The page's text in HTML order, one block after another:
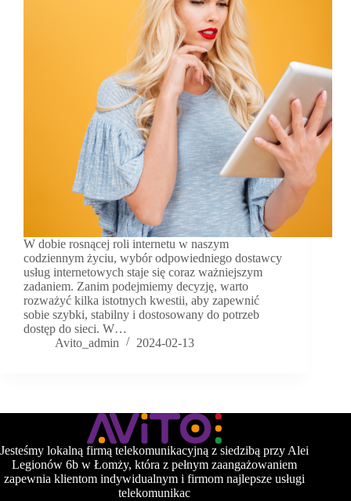
W dobie rosnącej roli internetu w naszym
codziennym życiu, wybór odpowiedniego dostawcy
usług internetowych staje się coraz ważniejszym
zadaniem. Zanim podejmiemy decyzję, warto
rozważyć kilka istotnych kwestii, aby zapewnić
sobie szybki, stabilny i dostosowany do potrzeb
dostęp do sieci. W…
Avito_admin
2024-02-13
Jesteśmy lokalną firmą telekomunikacyjną z siedzibą przy Alei
Legionów 6b w Łomży, która z pełnym zaangażowaniem
zapewnia klientom indywidualnym i firmom najlepsze usługi
telekomunikac